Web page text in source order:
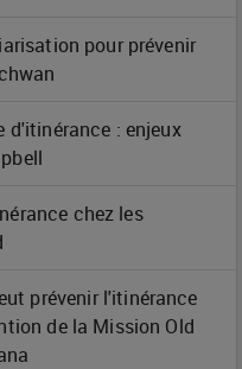
pour prévenir
d'itinérance : enjeux
chez les
prévenir l'itinérance
de la Mission Old